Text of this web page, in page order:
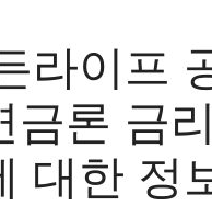
라이프
금론 금
대한 정